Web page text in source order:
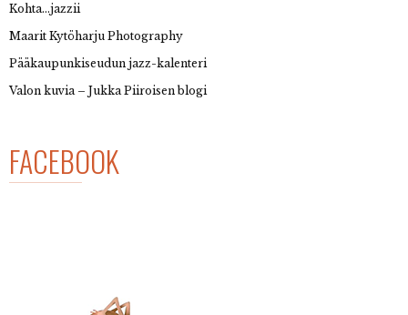
Kohta…jazzii
Maarit Kytöharju Photography
Pääkaupunkiseudun jazz-kalenteri
Valon kuvia – Jukka Piiroisen blogi
FACEBOOK